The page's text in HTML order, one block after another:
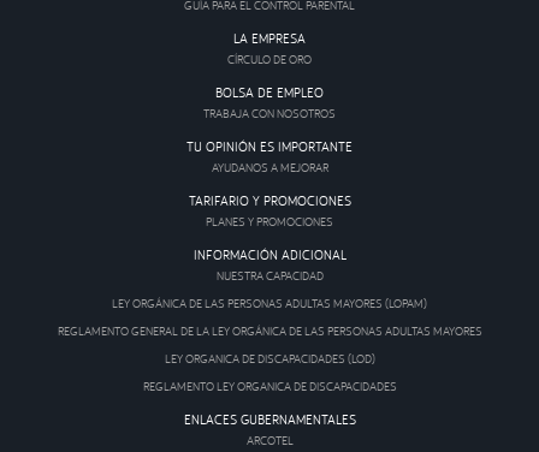
GUÍA PARA EL CONTROL PARENTAL
LA EMPRESA
CÍRCULO DE ORO
BOLSA DE EMPLEO
TRABAJA CON NOSOTROS
TU OPINIÓN ES IMPORTANTE
AYUDANOS A MEJORAR
TARIFARIO Y PROMOCIONES
PLANES Y PROMOCIONES
INFORMACIÓN ADICIONAL
NUESTRA CAPACIDAD
LEY ORGÁNICA DE LAS PERSONAS ADULTAS MAYORES (LOPAM)
REGLAMENTO GENERAL DE LA LEY ORGÁNICA DE LAS PERSONAS ADULTAS MAYORES
LEY ORGANICA DE DISCAPACIDADES (LOD)
REGLAMENTO LEY ORGANICA DE DISCAPACIDADES
ENLACES GUBERNAMENTALES
ARCOTEL